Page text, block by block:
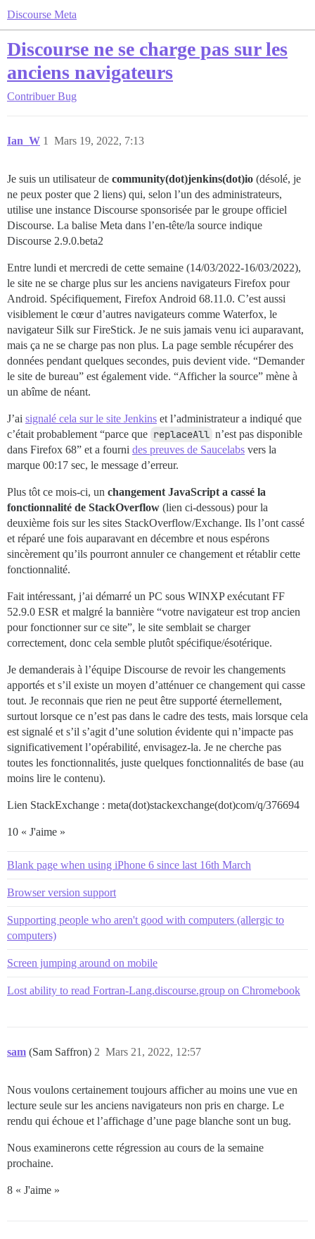
Discourse Meta
Discourse ne se charge pas sur les
anciens navigateurs
Contribuer Bug
Ian_W Mars 19, 2022, 7:13
1
Je suis un utilisateur de community(dot)jenkins(dot)io (désolé, je
ne peux poster que 2 liens) qui, selon l’un des administrateurs,
utilise une instance Discourse sponsorisée par le groupe officiel
Discourse. La balise Meta dans l’en-tête/la source indique
Discourse 2.9.0.beta2
Entre lundi et mercredi de cette semaine (14/03/2022-16/03/2022),
le site ne se charge plus sur les anciens navigateurs Firefox pour
Android. Spécifiquement, Firefox Android 68.11.0. C’est aussi
visiblement le cœur d’autres navigateurs comme Waterfox, le
navigateur Silk sur FireStick. Je ne suis jamais venu ici auparavant,
mais ça ne se charge pas non plus. La page semble récupérer des
données pendant quelques secondes, puis devient vide. “Demander
le site de bureau” est également vide. “Afficher la source” mène à
un abîme de néant.
J’ai signalé cela sur le site Jenkins et l’administrateur a indiqué que
c’était probablement “parce que replaceAll n’est pas disponible
dans Firefox 68” et a fourni des preuves de Saucelabs vers la
marque 00:17 sec, le message d’erreur.
Plus tôt ce mois-ci, un changement JavaScript a cassé la
fonctionnalité de StackOverflow (lien ci-dessous) pour la
deuxième fois sur les sites StackOverflow/Exchange. Ils l’ont cassé
et réparé une fois auparavant en décembre et nous espérons
sincèrement qu’ils pourront annuler ce changement et rétablir cette
fonctionnalité.
Fait intéressant, j’ai démarré un PC sous WINXP exécutant FF
52.9.0 ESR et malgré la bannière “votre navigateur est trop ancien
pour fonctionner sur ce site”, le site semblait se charger
correctement, donc cela semble plutôt spécifique/ésotérique.
Je demanderais à l’équipe Discourse de revoir les changements
apportés et s’il existe un moyen d’atténuer ce changement qui casse
tout. Je reconnais que rien ne peut être supporté éternellement,
surtout lorsque ce n’est pas dans le cadre des tests, mais lorsque cela
est signalé et s’il s’agit d’une solution évidente qui n’impacte pas
significativement l’opérabilité, envisagez-la. Je ne cherche pas
toutes les fonctionnalités, juste quelques fonctionnalités de base (au
moins lire le contenu).
Lien StackExchange : meta(dot)stackexchange(dot)com/q/376694
10 « J'aime »
Blank page when using iPhone 6 since last 16th March
Browser version support
Supporting people who aren't good with computers (allergic to
computers)
Screen jumping around on mobile
Lost ability to read Fortran-Lang.discourse.group on Chromebook
sam (Sam Saffron) Mars 21, 2022, 12:57
2
Nous voulons certainement toujours afficher au moins une vue en
lecture seule sur les anciens navigateurs non pris en charge. Le
rendu qui échoue et l’affichage d’une page blanche sont un bug.
Nous examinerons cette régression au cours de la semaine
prochaine.
8 « J'aime »